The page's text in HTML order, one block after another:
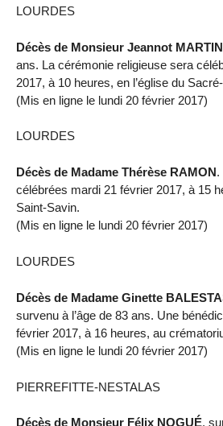
LOURDES
Décès de Monsieur Jeannot MARTIN
ans. La cérémonie religieuse sera
2017, à 10 heures, en l’église du
(Mis en ligne le lundi 20 février 2017)
LOURDES
Décès de Madame Thérèse RAMON.
célébrées mardi 21 février 2017, à 15
Saint-Savin.
(Mis en ligne le lundi 20 février 2017)
LOURDES
Décès de Madame Ginette
survenu à l’âge de 83 ans. Une
février 2017, à 16 heures, au
(Mis en ligne le lundi 20 février 2017)
PIERREFITTE-NESTALAS
Décès de Monsieur Félix NOGUÉ,